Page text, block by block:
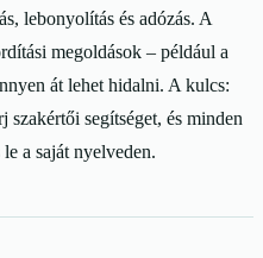
lebonyolítás és adózás. A
megoldások – például a
át lehet hidalni. A kulcs:
segítséget, és minden
a saját nyelveden.